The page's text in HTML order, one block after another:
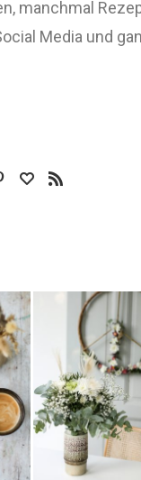
manchmal
Media und